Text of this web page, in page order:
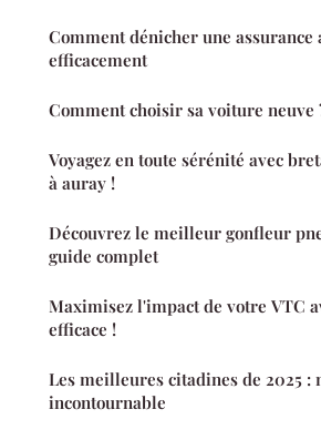
Comment dénicher une assurance
efficacement
Comment choisir sa voiture neuve
Voyagez en toute sérénité avec
à auray !
Découvrez le meilleur gonfleur
guide complet
Maximisez l'impact de votre VTC
efficace !
Les meilleures citadines de 2025 :
incontournable